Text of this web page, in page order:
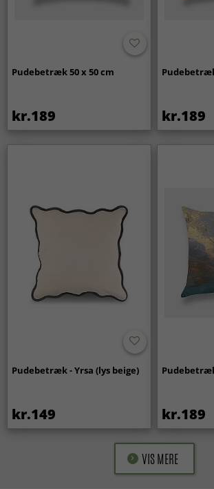
Pudebetræk 50 x 50 cm
kr.189 kr.189
Pudebetræk - Yrsa (lys beige)
kr.149 kr.189
VIS MERE